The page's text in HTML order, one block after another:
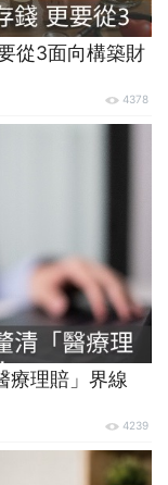
從3面向構築財
4378
療理賠」界線
4239